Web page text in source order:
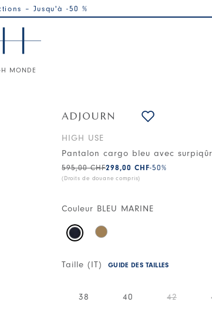
– Jusqu'à -50 %
MONDE
ADJOURN
HIGH USE
Pantalon cargo bleu avec
298,00 CHF
595,00 CHF -50%
(Droits de douane compris)
Couleur BLEU MARINE
Taille (IT) GUIDE DES TAILLES
38 40 42